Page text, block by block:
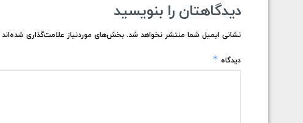
دیدگاهتان را بنویسید
نشانی ایمیل شما منتشر نخواهد شد. بخش‌های موردنیاز علامت‌گذاری شده‌اند
دیدگاه *